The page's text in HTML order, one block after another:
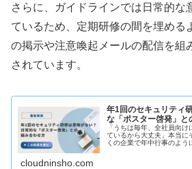
さらに、ガイドラインでは日常的な
ているため、定期研修の間を埋める
の掲示や注意喚起メールの配信を組
されています。
年1回のセキュリティ
な「ポスター啓発」と
「うちは毎年、全社員向
ているから大丈夫」本当に
くの企業で年中行事のよう
cloudninsho.com